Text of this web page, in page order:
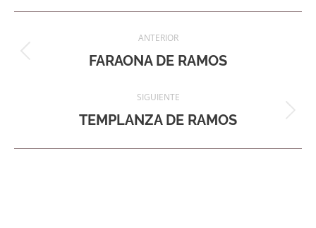
entre
ANTERIOR
Proyecto
FARAONA DE RAMOS
SIGUIENTE
Proyecto
TEMPLANZA DE RAMOS